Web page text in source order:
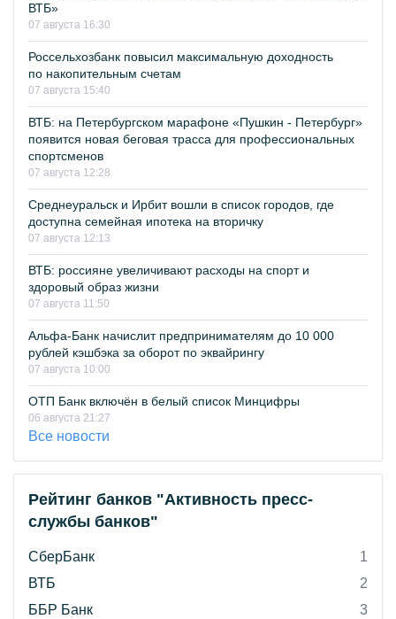
ВТБ»
07 августа 16:30
Россельхозбанк повысил максимальную доходность
по накопительным счетам
07 августа 15:40
ВТБ: на Петербургском марафоне «Пушкин - Петербург»
появится новая беговая трасса для профессиональных
спортсменов
07 августа 12:28
Среднеуральск и Ирбит вошли в список городов, где
доступна семейная ипотека на вторичку
07 августа 12:13
ВТБ: россияне увеличивают расходы на спорт и
здоровый образ жизни
07 августа 11:50
Альфа-Банк начислит предпринимателям до 10 000
рублей кэшбэка за оборот по эквайрингу
07 августа 10:00
ОТП Банк включён в белый список Минцифры
06 августа 21:27
Все новости
Рейтинг банков "Активность пресс-
службы банков"
СберБанк
1
ВТБ
2
ББР Банк
3